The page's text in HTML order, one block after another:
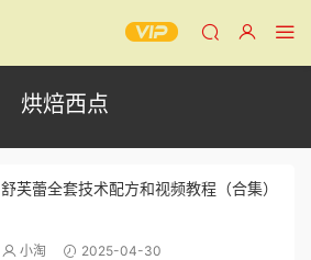
烘焙西点
舒芙蕾全套技术配方和视频教程（合集）
小淘 2025-04-30